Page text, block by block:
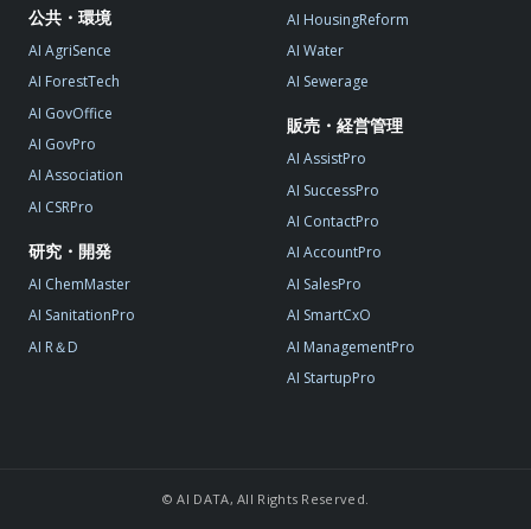
公共・環境
AI AgriSence
AI ForestTech
AI GovOffice
AI GovPro
AI Association
AI CSRPro
研究・開発
AI ChemMaster
AI SanitationPro
AI R＆D
AI HousingReform
AI Water
AI Sewerage
販売・経営管理
AI AssistPro
AI SuccessPro
AI ContactPro
AI AccountPro
AI SalesPro
AI SmartCxO
AI ManagementPro
AI StartupPro
© AI DATA, All Rights Reserved.